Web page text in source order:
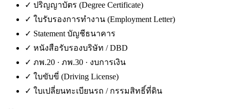
✓ ปริญญาบัตร (Degree Certificate)
✓ ใบรับรองการทำงาน (Employment Letter)
✓ Statement บัญชีธนาคาร
✓ หนังสือรับรองบริษัท / DBD
✓ ภพ.20 · ภพ.30 · งบการเงิน
✓ ใบขับขี่ (Driving License)
✓ ใบเปลี่ยนทะเบียนรถ / กรรมสิทธิ์ที่ดิน